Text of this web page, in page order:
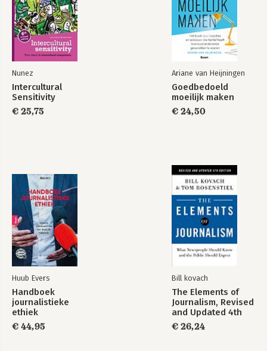
Nunez
Intercultural
Sensitivity
€ 25,75
Ariane van Heijningen
Goedbedoeld
moeilijk maken
€ 24,50
Huub Evers
Handboek
journalistieke
ethiek
€ 44,95
Bill kovach
The Elements of
Journalism, Revised
and Updated 4th
Edition
€ 26,24